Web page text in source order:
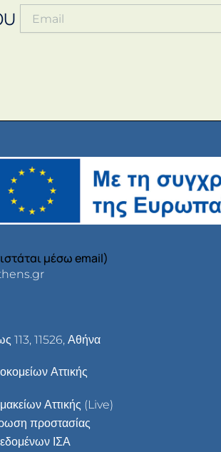
μέσω email)
113, 11526, Αθήνα
Αττικής
Αττικής (Live)
προστασίας
ΙΣΑ